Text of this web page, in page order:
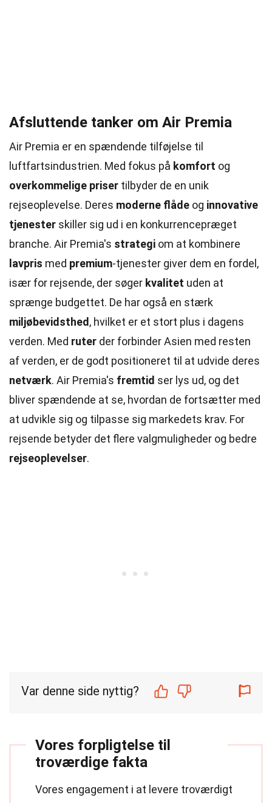
Afsluttende tanker om Air Premia
Air Premia er en spændende tilføjelse til
luftfartsindustrien. Med fokus på komfort og
overkommelige priser tilbyder de en unik
rejseoplevelse. Deres moderne flåde og innovative
tjenester skiller sig ud i en konkurrencepræget
branche. Air Premia's strategi om at kombinere
lavpris med premium-tjenester giver dem en fordel,
især for rejsende, der søger kvalitet uden at
sprænge budgettet. De har også en stærk
miljøbevidsthed , hvilket er et stort plus i dagens
verden. Med ruter der forbinder Asien med resten
af verden, er de godt positioneret til at udvide deres
netværk. Air Premia's fremtid ser lys ud, og det
bliver spændende at se, hvordan de fortsætter med
at udvikle sig og tilpasse sig markedets krav. For
rejsende betyder det flere valgmuligheder og bedre
rejseoplevelser.
Var denne side nyttig?
Vores forpligtelse til
troværdige fakta
Vores engagement i at levere troværdigt